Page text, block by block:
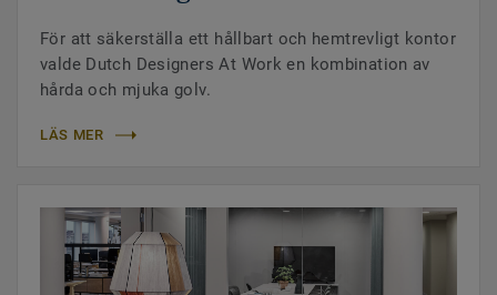
För att säkerställa ett hållbart och hemtrevligt kontor
valde Dutch Designers At Work en kombination av
hårda och mjuka golv.
LÄS MER